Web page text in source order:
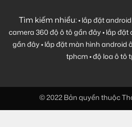
Tìm kiếm nhiều:•lắp đặt
camera 360 độ ô tô gần đây•lắp đặt
gần đây•lắp đặt màn hình android
tphcm•độ loa ô tô
© 2022 Bản quyền thuộc